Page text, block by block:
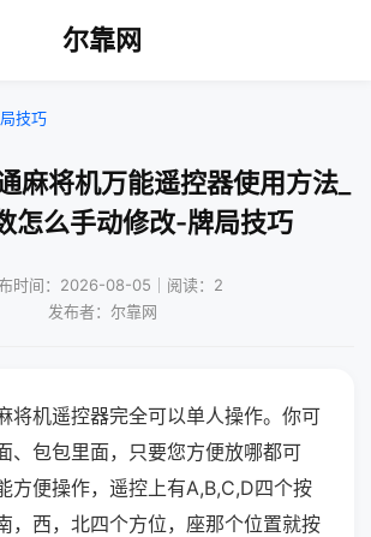
尔靠网
技巧
麻将机万能遥控器使用方法_
怎么手动修改-牌局技巧
时间：2026-08-05｜阅读：2
发布者：尔靠网
将机遥控器完全可以单人操作。你可
、包包里面，只要您方便放哪都可
方便操作，遥控上有A,B,C,D四个按
，西，北四个方位，座那个位置就按